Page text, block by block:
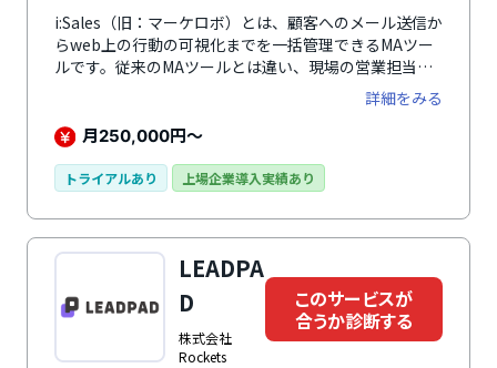
i:Sales（旧：マーケロボ）とは、顧客へのメール送信か
らweb上の行動の可視化までを一括管理できるMAツー
ルです。従来のMAツールとは違い、現場の営業担当者
がデジタルマーケター化することをコンセプトに作られ
たサービスです。アポ設定率・成約率の向上を実現しま
す。
詳細をみる
月250,000円～
トライアルあり 上場企業導入実績あり
LEADPA
D
株式会社
Rockets
このサービスが
合うか診断する